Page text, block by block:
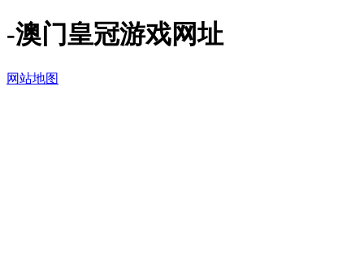
-澳门皇冠游戏网址
网站地图